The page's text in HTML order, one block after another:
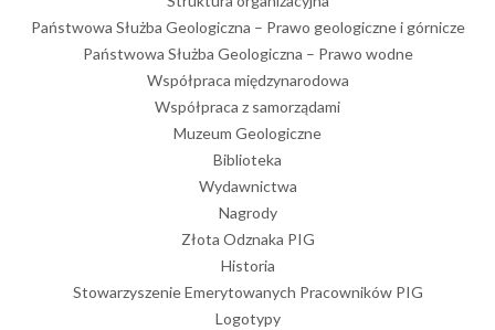
Państwowa Służba Geologiczna – Prawo geologiczne i górnicze
Państwowa Służba Geologiczna – Prawo wodne
Współpraca międzynarodowa
Współpraca z samorządami
Muzeum Geologiczne
Biblioteka
Wydawnictwa
Nagrody
Złota Odznaka PIG
Historia
Stowarzyszenie Emerytowanych Pracowników PIG
Logotypy